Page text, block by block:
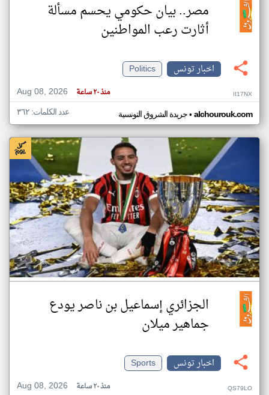
مصر.. بيان حكومي يحسم مسألة
أثارت رعب المواطنين
اخبار تونس
Politics
Aug 08, 2026
منذ ٢٠ ساعة II17NX
جريدة الشروق التونسية• alchourouk.com عدد الكلمات: ٣٦٢
الجزائري إسماعيل بن ناصر يودع
جماهير ميلان
اخبار تونس
Sports
Aug 08, 2026
منذ ٢٠ ساعة QS79LO